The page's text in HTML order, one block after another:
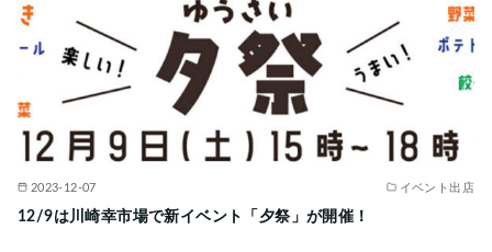
2023-12-07 イベント出店
12/9は川崎幸市場で新イベント「夕祭」が開催！